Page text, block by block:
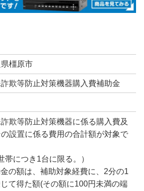
橿原市
欺等防止対策機器購入費補助金
欺等防止対策機器に係る購入費及
設置に係る費用の合計額が対象で
帯につき1台に限る。）
の額は、補助対象経費に、2分の1
て得た額(その額に100円未満の端